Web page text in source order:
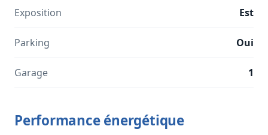
Exposition Est
Parking Oui
Garage 1
Performance énergétique